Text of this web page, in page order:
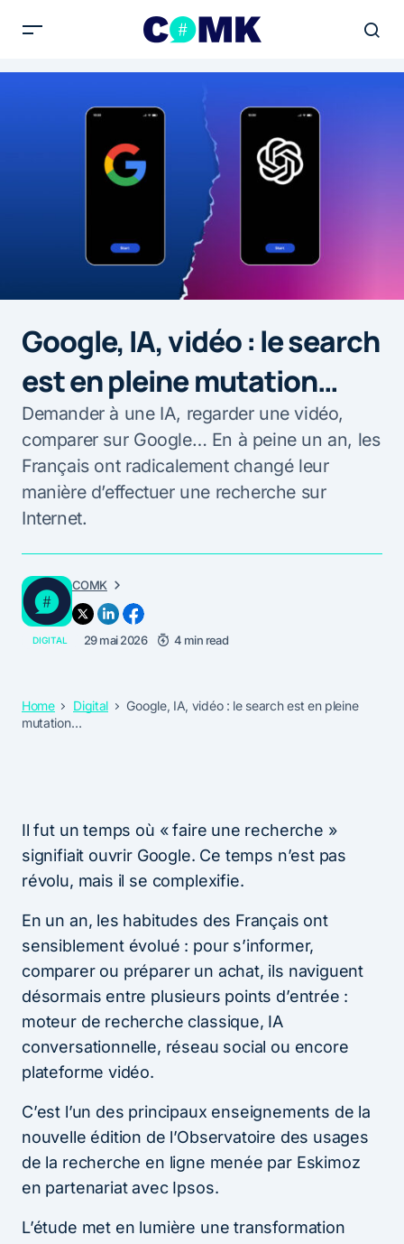
Google, IA, vidéo : le search
est en pleine mutation…
Demander à une IA, regarder une vidéo,
comparer sur Google… En à peine un an, les
Français ont radicalement changé leur
manière d’effectuer une recherche sur
Internet.
COMK
DIGITAL 29 mai 2026 4 min read
Home Digital
Google, IA, vidéo : le search est en pleine
mutation…
Il fut un temps où « faire une recherche »
signifiait ouvrir Google. Ce temps n’est pas
révolu, mais il se complexifie.
En un an, les habitudes des Français ont
sensiblement évolué : pour s’informer,
comparer ou préparer un achat, ils naviguent
désormais entre plusieurs points d’entrée :
moteur de recherche classique, IA
conversationnelle, réseau social ou encore
plateforme vidéo.
C’est l’un des principaux enseignements de la
nouvelle édition de l’Observatoire des usages
de la recherche en ligne menée par Eskimoz
en partenariat avec Ipsos.
L’étude met en lumière une transformation